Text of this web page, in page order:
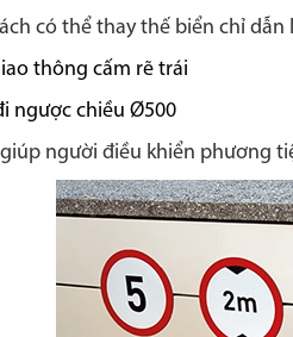
có thể thay thế biển chỉ
thông cấm rẽ trái
ngược chiều Ø500
người điều khiển phương